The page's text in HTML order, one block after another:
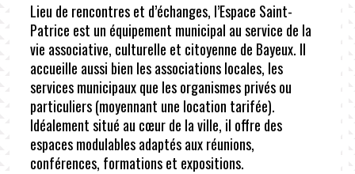
Lieu de rencontres et d’échanges, l’Espace Saint-
Patrice est un équipement municipal au service de la
vie associative, culturelle et citoyenne de Bayeux. Il
accueille aussi bien les associations locales, les
services municipaux que les organismes privés ou
particuliers (moyennant une location tarifée).
Idéalement situé au cœur de la ville, il offre des
espaces modulables adaptés aux réunions,
conférences, formations et expositions.